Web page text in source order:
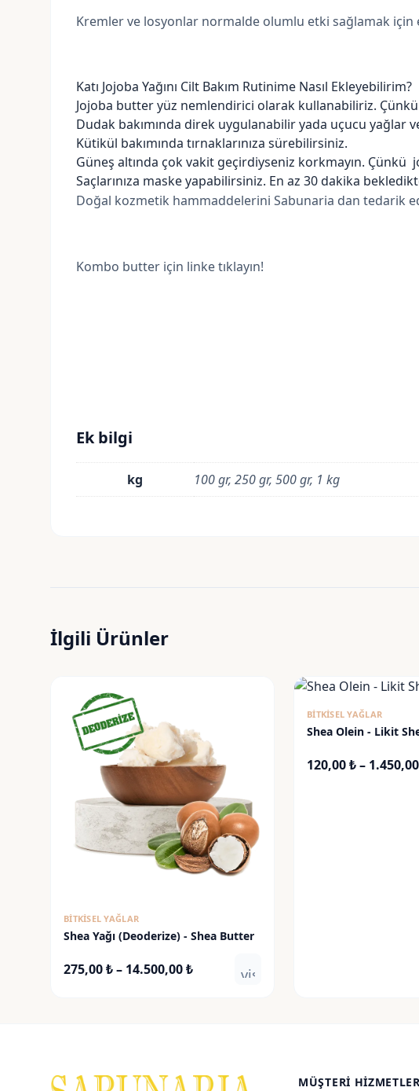
Kremler ve losyonlar normalde olumlu etki sağlamak için
Katı Jojoba Yağını Cilt Bakım Rutinime Nasıl Ekleyebilirim?
Jojoba butter yüz nemlendirici olarak kullanabiliriz.
Dudak bakımında direk uygulanabilir yada uçucu yağlar
Kütikül bakımında tırnaklarınıza sürebilirsiniz.
Güneş altında çok vakit geçirdiyseniz korkmayın. Çünkü
Saçlarınıza maske yapabilirsiniz. En az 30 dakika
Doğal kozmetik hammaddelerini Sabunaria dan tedarik
Kombo butter için linke tıklayın!
Ek bilgi
kg 100 gr, 250 gr, 500 gr, 1 kg
İlgili Ürünler
BITKISEL YAĞLAR
Shea Yağı (Deoderize) - Shea Butter
275,00₺– 14.500,00₺Fiyat
visibility
BITKISEL YAĞLAR
Shea Olein - Likit
120,00₺– 1.450,00
MÜŞTERI